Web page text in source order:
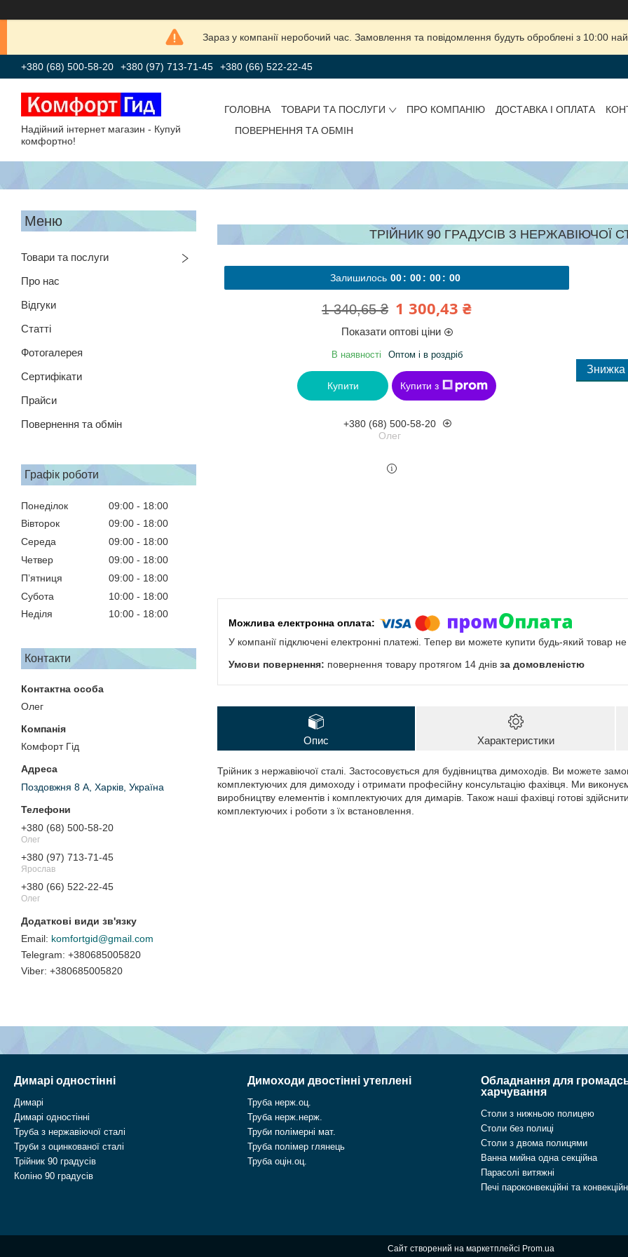
Зараз у компанії неробочий час. Замовлення та повідомлення будуть оброблені з 10:00
+380 (68) 500-58-20 +380 (97) 713-71-45 +380 (66) 522-22-45
Надійний інтернет магазин - Купуй
комфортно!
ГОЛОВНА ТОВАРИ ТА ПОСЛУГИ ПРО КОМПАНІЮ ДОСТАВКА І ОПЛАТА
ПОВЕРНЕННЯ ТА ОБМІН
Товари та послуги
Про нас
Відгуки
Статті
Фотогалерея
Сертифікати
Прайси
Повернення та обмін
Графік роботи
Понеділок 09:00
18:00
Вівторок
09:00
18:00
Середа
09:00
18:00
Четвер
09:00
18:00
Пʼятниця
09:00
18:00
Субота
10:00
18:00
Неділя
10:00 18:00
Контакти
Олег
Комфорт Гід
Поздовжня 8 А, Харків, Україна
+380 (68) 500-58-20
Олег
+380 (97) 713-71-45
Ярослав
+380 (66) 522-22-45
Олег
komfortgid@gmail.com
+380685005820
+380685005820
ТРІЙНИК 90 ГРАДУСІВ З НЕРЖАВІЮЧОЇ
Залишилось 00 00 00 00
1 340,65 ₴ 1 300,43 ₴
Показати оптові ціни
В наявності Оптом і в роздріб
Купити Купити з
+380 (68) 500-58-20
Олег
У компанії підключені електронні платежі. Тепер ви можете купити будь-який товар
повернення товару протягом 14 днів за домовленістю
Опис Характеристики
Трійник з нержавіючої сталі. Застосовується для будівництва димоходів. Ви можете
комплектуючих для димоходу і отримати професійну консультацію фахівця. Ми
виробництву елементів і комплектуючих для димарів. Також наші фахівці готові
комплектуючих і роботи з їх встановлення.
Димарі одностінні
Димарі
Димарі одностінні
Труба з нержавіючої сталі
Труби з оцинкованої сталі
Трійник 90 градусів
Коліно 90 градусів
Димоходи двостінні утеплені
Труба нерж.оц.
Труба нерж.нерж.
Труби полімерні мат.
Труба полімер глянець
Труба оцін.оц.
Обладнання для
харчування
Столи з нижньою полицею
Столи без полиці
Столи з двома полицями
Ванна мийна одна секційна
Парасолі витяжні
Печі пароконвекційні та
Сайт створений на маркетплейсі Prom.ua